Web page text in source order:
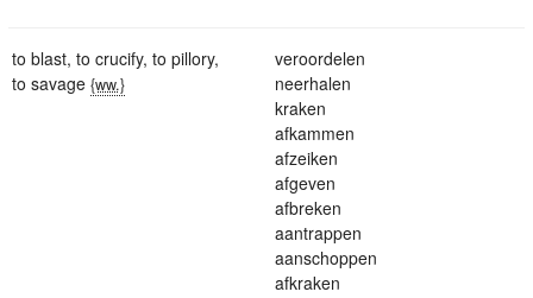
to blast, to crucify, to pillory,
to savage {ww.}
veroordelen
neerhalen
kraken
afkammen
afzeiken
afgeven
afbreken
aantrappen
aanschoppen
afkraken